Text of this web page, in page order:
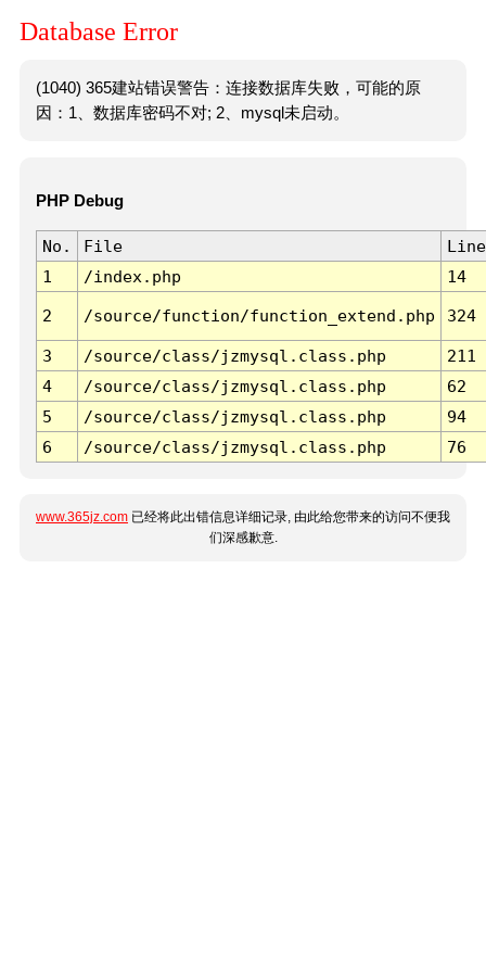
Database Error
(1040) 365建站错误警告：连接数据库失败，可能的原
因：1、数据库密码不对; 2、mysql未启动。
PHP Debug
No. File
Line
1
/index.php 14
2 /source/function/function_extend.php 324
3 /source/class/jzmysql.class.php
211
4
/source/class/jzmysql.class.php
62
5
/source/class/jzmysql.class.php
94
6
/source/class/jzmysql.class.php 76
www.365jz.com 已经将此出错信息详细记录, 由此给您带来的访问不便我
们深感歉意.